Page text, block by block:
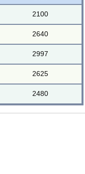
2100
2640
2997
2625
2480